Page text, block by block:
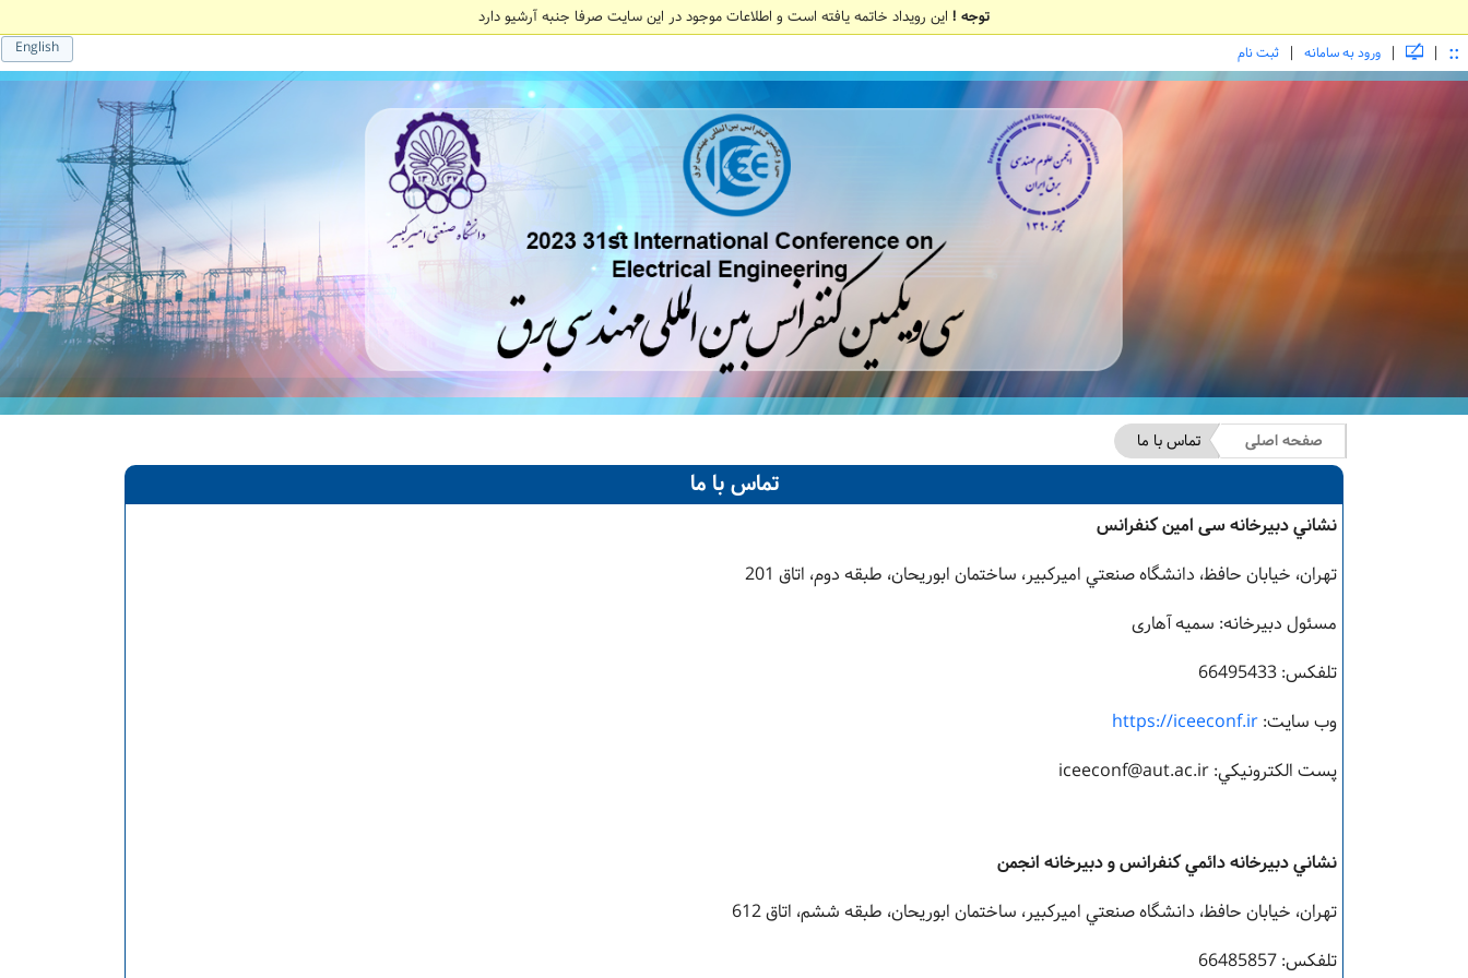
توجه ! این رویداد خاتمه یافته است و اطلاعات موجود در این سایت صرفا جنبه آرشیو دارد
English ::
|
| ورود به سامانه | ثبت نام
صفحه اصلی تماس با ما
تماس با ما
نشاني دبيرخانه سی امین کنفرانس
تهران، خيابان حافظ، دانشگاه صنعتي اميرکبير، ساختمان ابوريحان، طبقه دوم، اتاق 201
مسئول دبیرخانه: سمیه آهاری
تلفکس: 66495433
وب سايت: https://iceeconf.ir
پست الکترونيکي: iceeconf@aut.ac.ir
نشاني دبيرخانه دائمي کنفرانس و دبیرخانه انجمن
تهران، خيابان حافظ، دانشگاه صنعتي اميرکبير، ساختمان ابوريحان، طبقه ششم، اتاق 612
تلفکس: 66485857